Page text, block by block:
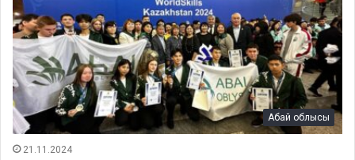
Абай облысы
21.11.2024